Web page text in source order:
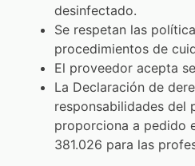
desinfectado.
Se respetan las
procedimientos de
El proveedor acepta
La Declaración de
responsabilidades del
proporciona a pedido
381.026 para las